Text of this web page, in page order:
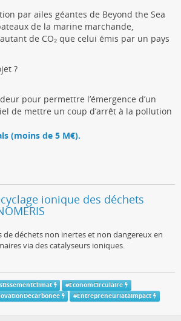
par ailes géantes de Beyond the Sea
de la marine marchande,
de CO₂ que celui émis par un pays
?
pour permettre l’émergence d’un
de mettre un coup d’arrêt à la pollution
(moins de 5 M€).
ionique des déchets
de déchets non inertes et non dangereux en
via des catalyseurs ioniques.
#ÉconomCirculaire
#EntrepreneuriataImpact